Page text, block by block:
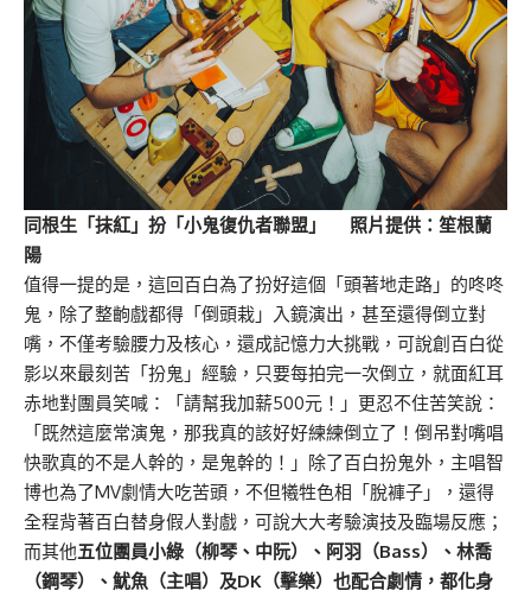
同根生「抹紅」扮「小鬼復仇者聯盟」 照片提供：笙根蘭
陽
值得一提的是，這回百白為了扮好這個「頭著地走路」的咚咚
鬼，除了整齣戲都得「倒頭栽」入鏡演出，甚至還得倒立對
嘴，不僅考驗腰力及核心，還成記憶力大挑戰，可說創百白從
影以來最刻苦「扮鬼」經驗，只要每拍完一次倒立，就面紅耳
赤地對團員笑喊：「請幫我加薪500元！」更忍不住苦笑說：
「既然這麼常演鬼，那我真的該好好練練倒立了！倒吊對嘴唱
快歌真的不是人幹的，是鬼幹的！」除了百白扮鬼外，主唱智
博也為了MV劇情大吃苦頭，不但犧牲色相「脫褲子」，還得
全程背著百白替身假人對戲，可說大大考驗演技及臨場反應；
而其他五位團員小綠（柳琴、中阮）、阿羽（Bass）、林喬
（鋼琴）、魷魚（主唱）及DK（擊樂）也配合劇情，都化身